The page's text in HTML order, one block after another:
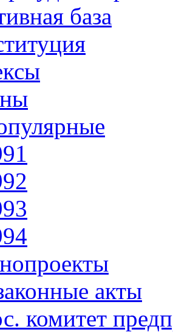
база
акты
комитет